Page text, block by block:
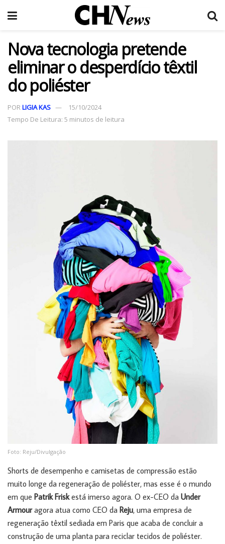
Nova tecnologia pretende
eliminar o desperdício têxtil
do poliéster
PORLIGIA KAS
15/10/2024
Tempo De Leitura: 5 minutos de leitura
Foto: Reju/Divulgação
Shorts de desempenho e camisetas de compressão estão
muito longe da regeneração de poliéster, mas esse é o mundo
em que Patrik Friskestá imerso agora. O ex-CEO da Under
Armouragora atua como CEO da Reju, uma empresa de
regeneração têxtil sediada em Paris que acaba de concluir a
construção de uma planta para reciclar tecidos de poliéster.